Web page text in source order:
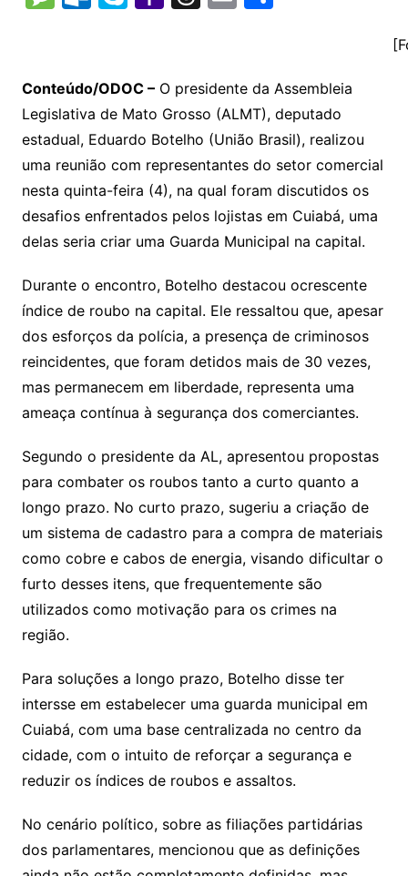
p
Li
n
k
at
A
p
p
e
a
m
er t
k
dI
n
e
Cl
a
s
sr
o
o
m
s
s
a
g
e
o
k.
c
o
m
p
e
o
o
M
ai
l
a
d
s
l
e
Conteúdo/ODOC –O presidente da Assembleia
Legislativa de Mato Grosso (ALMT), deputado
estadual, Eduardo Botelho (União Brasil), realizou
uma reunião com representantes do setor comercial
nesta quinta-feira (4), na qual foram discutidos os
desafios enfrentados pelos lojistas em Cuiabá, uma
delas seria criar uma Guarda Municipal na capital.
Durante o encontro, Botelho destacou ocrescente
índice de roubo na capital. Ele ressaltou que, apesar
dos esforços da polícia, a presença de criminosos
reincidentes, que foram detidos mais de 30 vezes,
mas permanecem em liberdade, representa uma
ameaça contínua à segurança dos comerciantes.
Segundo o presidente da AL, apresentou propostas
para combater os roubos tanto a curto quanto a
longo prazo. No curto prazo, sugeriu a criação de
um sistema de cadastro para a compra de materiais
como cobre e cabos de energia, visando dificultar o
furto desses itens, que frequentemente são
utilizados como motivação para os crimes na
região.
Para soluções a longo prazo, Botelho disse ter
intersse em estabelecer uma guarda municipal em
Cuiabá, com uma base centralizada no centro da
cidade, com o intuito de reforçar a segurança e
reduzir os índices de roubos e assaltos.
No cenário político, sobre as filiações partidárias
dos parlamentares, mencionou que as definições